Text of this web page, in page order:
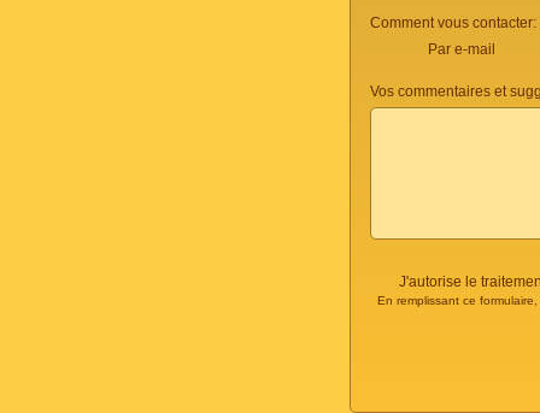
Comment vous contacter:
Par e-mail
Vos commentaires et
J'autorise le
En remplissant ce